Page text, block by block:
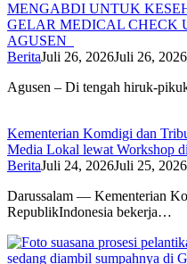
MENGABDI UNTUK
GELAR MEDICAL CHECK
AGUSEN
BeritaJuli 26, 2026Juli 26, 2026
Agusen – Di tengah hiruk-
Kementerian Komdigi dan
Media Lokal lewat Workshop
BeritaJuli 24, 2026Juli 25, 2026
Darussalam — Kementerian
RepublikIndonesia bekerja…